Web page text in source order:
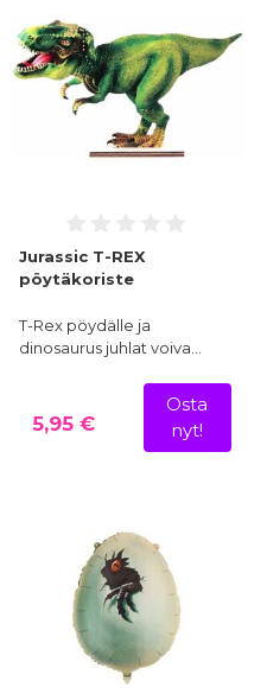
Jurassic T-REX
pöytäkoriste
T-Rex pöydälle ja
dinosaurus juhlat voiva…
5,95 €
Osta
nyt!